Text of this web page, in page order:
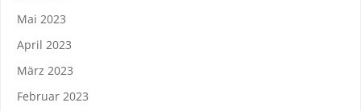
Mai 2023
April 2023
März 2023
Februar 2023